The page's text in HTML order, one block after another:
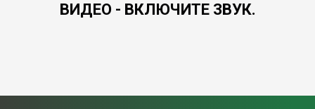
ВИДЕО - ВКЛЮЧИТЕ ЗВУК.